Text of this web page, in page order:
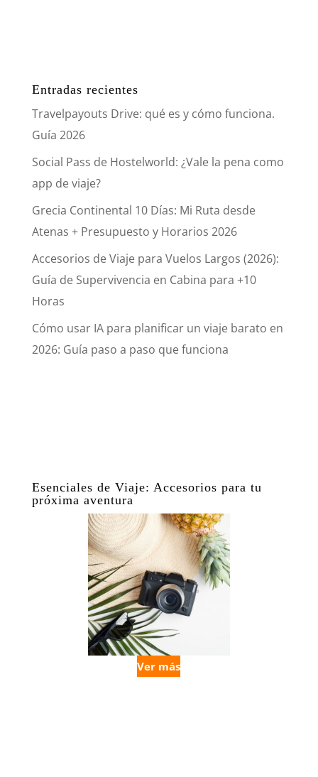
Entradas recientes
Travelpayouts Drive: qué es y cómo funciona.
Guía 2026
Social Pass de Hostelworld: ¿Vale la pena como
app de viaje?
Grecia Continental 10 Días: Mi Ruta desde
Atenas + Presupuesto y Horarios 2026
Accesorios de Viaje para Vuelos Largos (2026):
Guía de Supervivencia en Cabina para +10
Horas
Cómo usar IA para planificar un viaje barato en
2026: Guía paso a paso que funciona
Esenciales de Viaje: Accesorios para tu
próxima aventura
Ver más